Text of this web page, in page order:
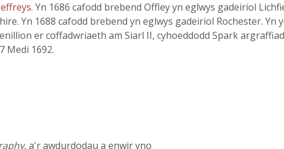
. Yn 1686 cafodd brebend Offley yn eglwys gadeiriol
Yn 1688 cafodd brebend yn eglwys gadeiriol Rochester.
er coffadwriaeth am Siarl II, cyhoeddodd Spark
Medi 1692.
, a'r awdurdodau a enwir yno